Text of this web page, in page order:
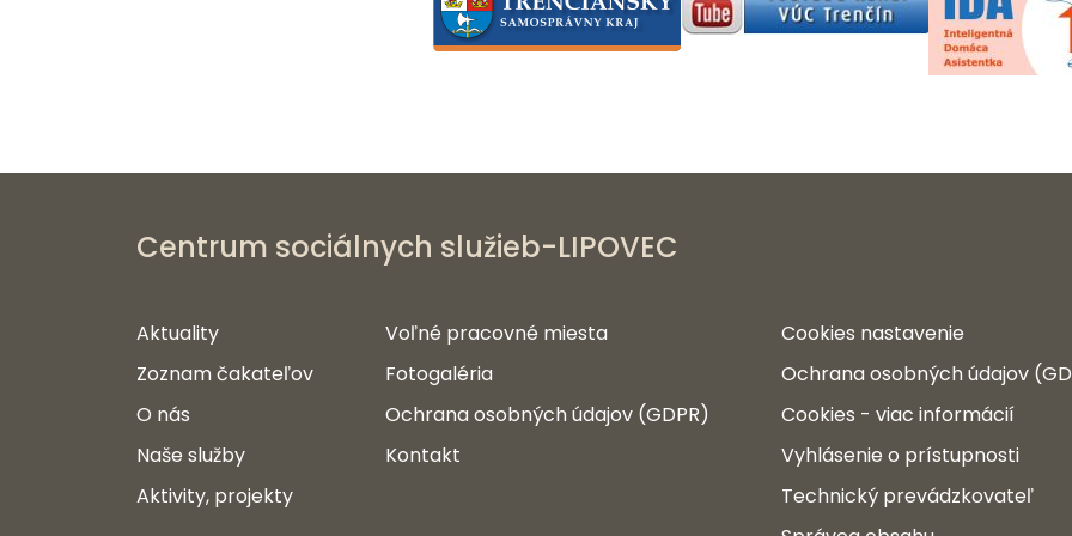
Centrum sociálnych služieb-LIPOVEC
Aktuality
Zoznam čakateľov
O nás
Naše služby
Aktivity, projekty
Voľné pracovné miesta
Fotogaléria
Ochrana osobných údajov (GDPR)
Kontakt
Cookies nastavenie
Ochrana osobných údajov
Cookies - viac informácií
Vyhlásenie o prístupnosti
Technický prevádzkovateľ